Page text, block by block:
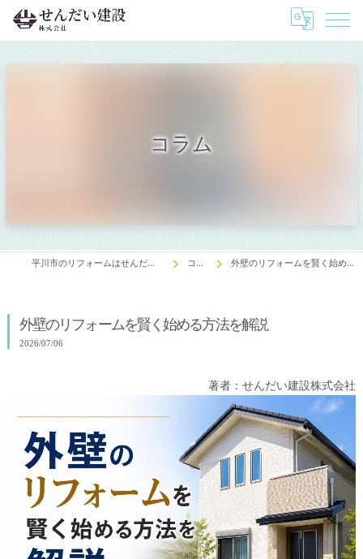
コラム
平川市のリフォームはせんだい建設株式会社 コラム 外壁のリフォームを賢く始める方法を解説
外壁のリフォームを賢く始める方法を解説
2026/07/06
著者：せんだい建設株式会社